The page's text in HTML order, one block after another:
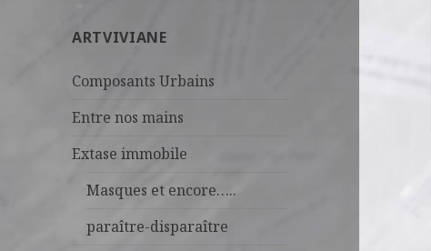
ARTVIVIANE
Composants Urbains
Entre nos mains
Extase immobile
Masques et encore…..
paraître-disparaître